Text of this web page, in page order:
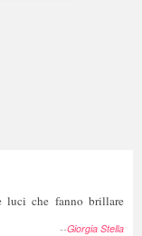
luci che fanno brillare
--Giorgia Stella